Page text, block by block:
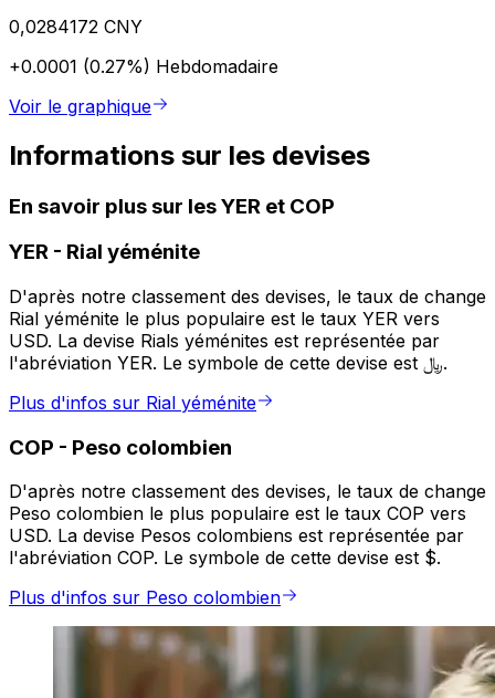
0,0284172 CNY
+0.0001 (0.27%) Hebdomadaire
Voir le graphique
Informations sur les devises
En savoir plus sur les YER et COP
YER - Rial yéménite
D'après notre classement des devises, le taux de change
Rial yéménite le plus populaire est le taux YER vers
USD. La devise Rials yéménites est représentée par
l'abréviation YER. Le symbole de cette devise est ﷼.
Plus d'infos sur Rial yéménite
COP - Peso colombien
D'après notre classement des devises, le taux de change
Peso colombien le plus populaire est le taux COP vers
USD. La devise Pesos colombiens est représentée par
l'abréviation COP. Le symbole de cette devise est $.
Plus d'infos sur Peso colombien